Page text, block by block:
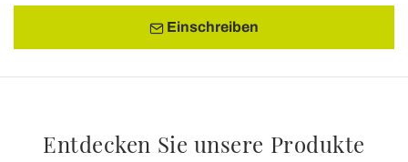
Einschreiben
Entdecken Sie unsere Produkte